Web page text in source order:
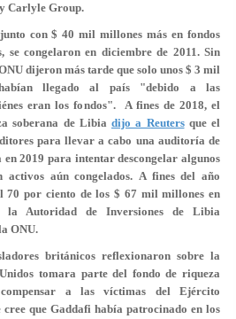
Carlyle Group.
con $ 40 mil millones más en fondos
se congelaron en diciembre de 2011. Sin
dijeron más tarde que solo unos $ 3 mil
llegado al país "debido a las
eran los fondos". A fines de 2018, el
soberana de Libia dijo a Reutersque el
para llevar a cabo una auditoría de
en 2019 para intentar descongelar algunos
aún congelados. A fines del año
70 por ciento de los $ 67 mil millones en
Autoridad de Inversiones de Libia
ONU.
británicos reflexionaron sobre la
tomara parte del fondo de riqueza
a las víctimas del Ejército
cree que Gaddafi había patrocinado en los